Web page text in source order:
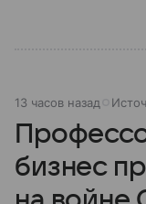
13 часов назад
бизнес